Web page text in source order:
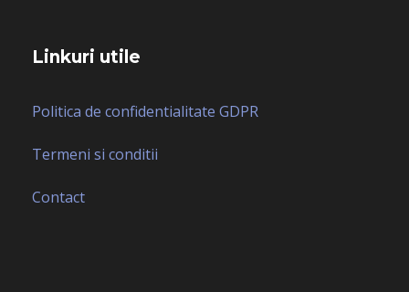
Linkuri utile
Politica de confidentialitate GDPR
Termeni si conditii
Contact